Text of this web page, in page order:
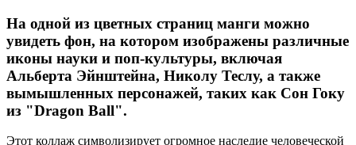
На одной из цветных страниц манги можно
увидеть фон, на котором изображены различные
иконы науки и поп-культуры, включая
Альберта Эйнштейна, Николу Теслу, а также
вымышленных персонажей, таких как Сон Гоку
из "Dragon Ball".
Этот коллаж символизирует огромное наследие человеческой